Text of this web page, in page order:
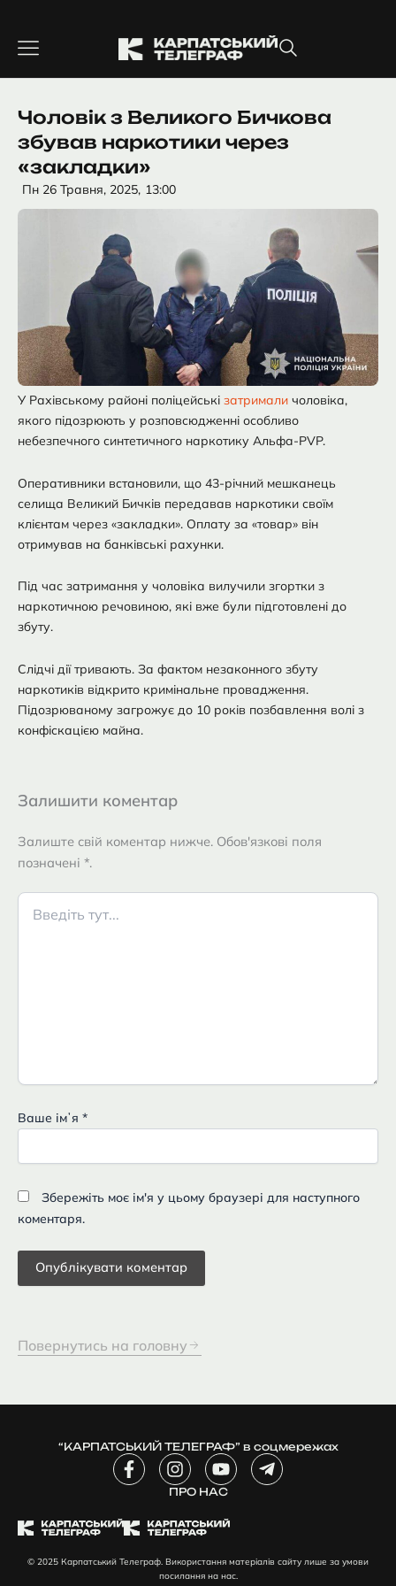
вмісту
Чоловік з Великого Бичкова
збував наркотики через
«закладки»
Пн 26 Травня, 2025, 13:00
У Рахівському районі поліцейські затримали чоловіка,
якого підозрюють у розповсюдженні особливо
небезпечного синтетичного наркотику Альфа-PVP.
Оперативники встановили, що 43-річний мешканець
селища Великий Бичків передавав наркотики своїм
клієнтам через «закладки». Оплату за «товар» він
отримував на банківські рахунки.
Під час затримання у чоловіка вилучили згортки з
наркотичною речовиною, які вже були підготовлені до
збуту.
Слідчі дії тривають. За фактом незаконного збуту
наркотиків відкрито кримінальне провадження.
Підозрюваному загрожує до 10 років позбавлення волі з
конфіскацією майна.
Залишити коментар
Залиште свій коментар нижче. Обов'язкові поля
позначені *.
Введіть
тут...
Ваше імʼя *
Збережіть моє ім'я у цьому браузері для наступного
коментаря.
Повернутись на головну
“КАРПАТСЬКИЙ ТЕЛЕГРАФ” в соцмережах
F
a
b
o
I
n
s
a
r
Y
o
u
t
u
e
T
e
a
ПРО НАС
© 2025 Карпатський Телеграф. Використання матеріалів сайту лише за умови
посилання на нас.